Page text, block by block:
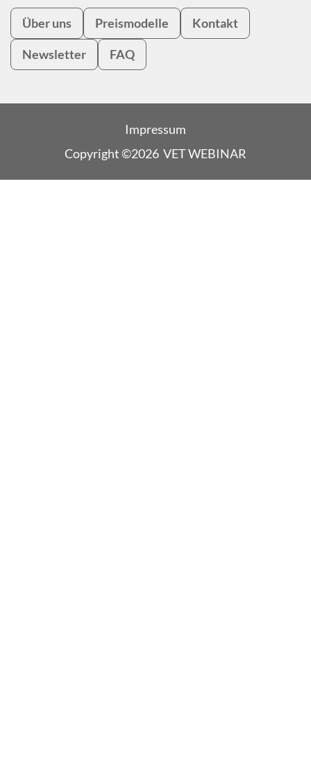
Über uns Preismodelle Kontakt
Newsletter FAQ
Impressum
Copyright ©2026 VET WEBINAR